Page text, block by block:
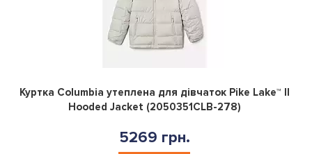
0
Куртка Columbia утеплена для дівчаток Pike Lake™ II
Hooded Jacket (2050351CLB-278)
5269 грн.